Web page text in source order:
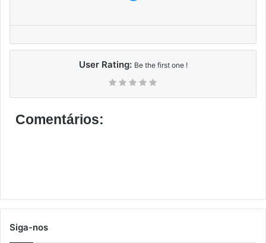
User Rating: Be the first one !
Comentários:
Siga-nos